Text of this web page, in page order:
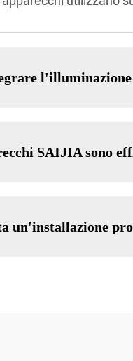
SAIJIA sono
un'installazione